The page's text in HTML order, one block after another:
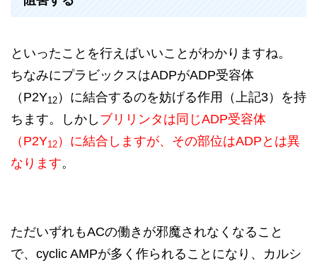
といったことを行えばいいことがわかりますね。
ちなみにプラビックスはADPがADP受容体
（P2Y12 ）に結合するのを妨げる作用（上記3）を持
ちます。しかし ブリリンタは同じADP受容体
（P2Y12 ）に結合しますが、その部位はADPとは異
なります。
ただいずれもACの働きが邪魔されなくなること
で、cyclic AMPが多く作られることになり、カルシ